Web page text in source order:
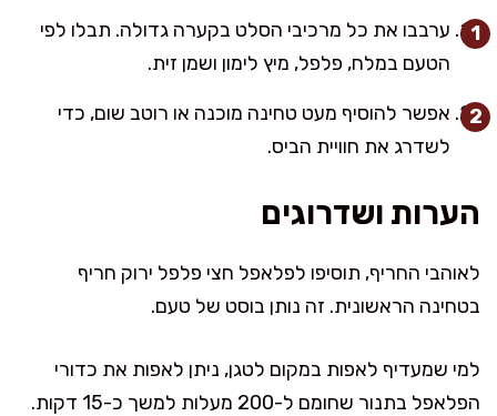
ערבבו את כל מרכיבי הסלט בקערה גדולה. תבלו לפי
הטעם במלח, פלפל, מיץ לימון ושמן זית.
אפשר להוסיף מעט טחינה מוכנה או רוטב שום, כדי
לשדרג את חוויית הביס.
הערות ושדרוגים
לאוהבי החריף, תוסיפו לפלאפל חצי פלפל ירוק חריף
בטחינה הראשונית. זה נותן בוסט של טעם.
למי שמעדיף לאפות במקום לטגן, ניתן לאפות את כדורי
הפלאפל בתנור שחומם ל-200 מעלות למשך כ-15 דקות.